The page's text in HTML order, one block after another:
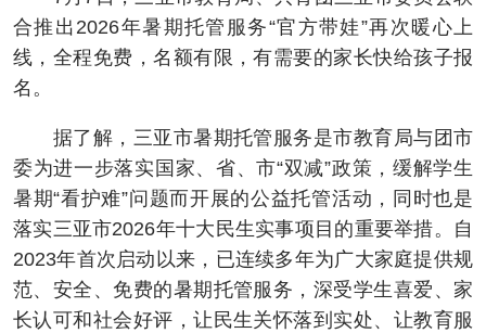
家装 交通 美食
生活 演出 活动
展会
人才在线 天涯企服
合推出2026年暑期托管服务“官方带娃”再次暖心上
线，全程免费，名额有限，有需要的家长快给孩子报
名。
据了解，三亚市暑期托管服务是市教育局与团市
委为进一步落实国家、省、市“双减”政策，缓解学生
暑期“看护难”问题而开展的公益托管活动，同时也是
落实三亚市2026年十大民生实事项目的重要举措。自
2023年首次启动以来，已连续多年为广大家庭提供规
范、安全、免费的暑期托管服务，深受学生喜爱、家
长认可和社会好评，让民生关怀落到实处、让教育服